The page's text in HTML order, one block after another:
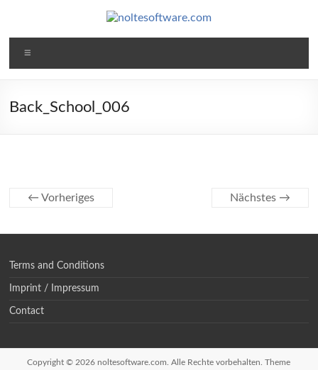
noltesoftware.com
Software
High-
Back_School_006
← Vorheriges Nächstes →
Terms and Conditions
Imprint / Impressum
Contact
Copyright © 2026 noltesoftware.com . Alle Rechte vorbehalten. Theme